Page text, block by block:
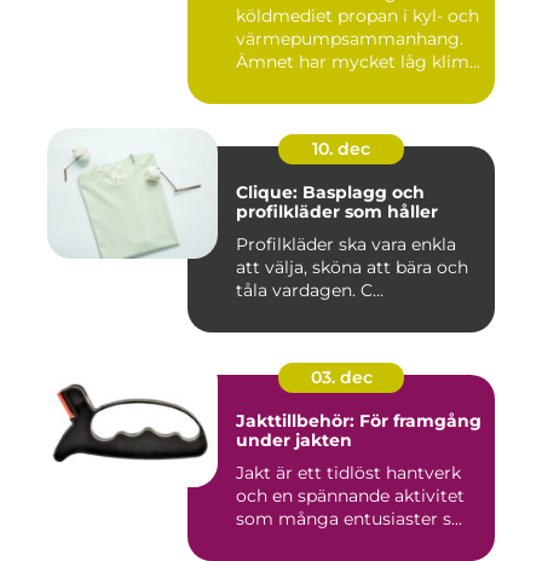
köldmediet propan i kyl- och
värmepumpsammanhang.
Ämnet har mycket låg klim...
10. dec
Clique: Basplagg och
profilkläder som håller
Profilkläder ska vara enkla
att välja, sköna att bära och
tåla vardagen. C...
03. dec
Jakttillbehör: För framgång
under jakten
Jakt är ett tidlöst hantverk
och en spännande aktivitet
som många entusiaster s...